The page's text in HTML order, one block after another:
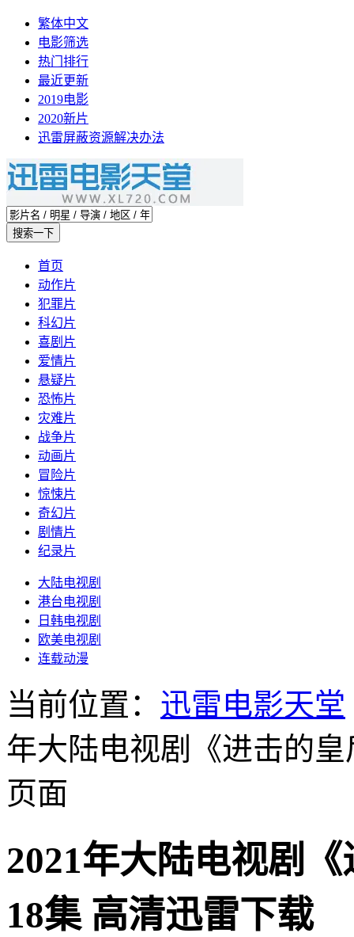
繁体中文
电影筛选
热门排行
最近更新
2019电影
2020新片
迅雷屏蔽资源解决办法
首页
动作片
犯罪片
科幻片
喜剧片
爱情片
悬疑片
恐怖片
灾难片
战争片
动画片
冒险片
惊悚片
奇幻片
剧情片
纪录片
大陆电视剧
港台电视剧
日韩电视剧
欧美电视剧
连载动漫
当前位置： 迅雷电影天堂
年大陆电视剧《进击的
页面
2021年大陆电视剧
18集 高清迅雷下载